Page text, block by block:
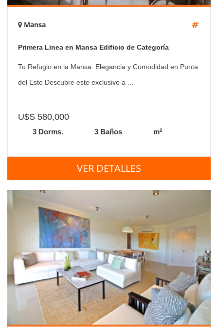
Mansa
Primera Linea en Mansa Edificio de Categoría
Tu Refugio en la Mansa: Elegancia y Comodidad en Punta
del Este Descubre este exclusivo a ...
U$S 580,000
3 Dorms. 3 Baños m2
VER DETALLES